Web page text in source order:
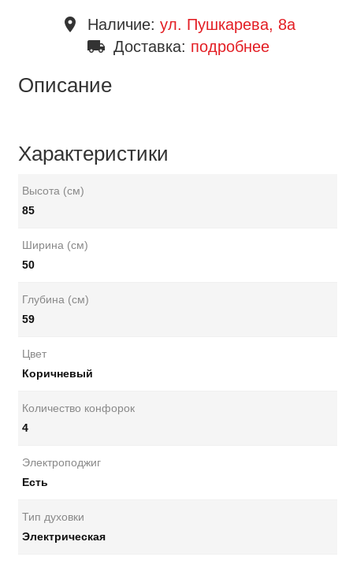
place Наличие: ул. Пушкарева, 8a
local_shipping Доставка: подробнее
Описание
Характеристики
Высота (см)
85
Ширина (см)
50
Глубина (см)
59
Цвет
Коричневый
Количество конфорок
4
Электроподжиг
Есть
Тип духовки
Электрическая